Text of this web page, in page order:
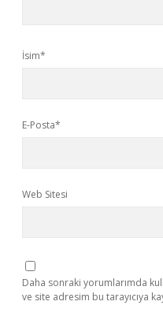
İsim*
E-Posta*
Web Sitesi
Daha sonraki yorumlarımda
ve site adresim bu tarayıcıya